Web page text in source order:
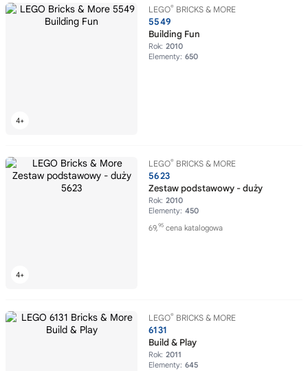
LEGO® BRICKS & MORE
5549
Building Fun
Rok: 2010
Elementy: 650
LEGO® BRICKS & MORE
5623
Zestaw podstawowy - duży
Rok: 2010
Elementy: 450
69,95 cena katalogowa
LEGO® BRICKS & MORE
6131
Build & Play
Rok: 2011
Elementy: 645